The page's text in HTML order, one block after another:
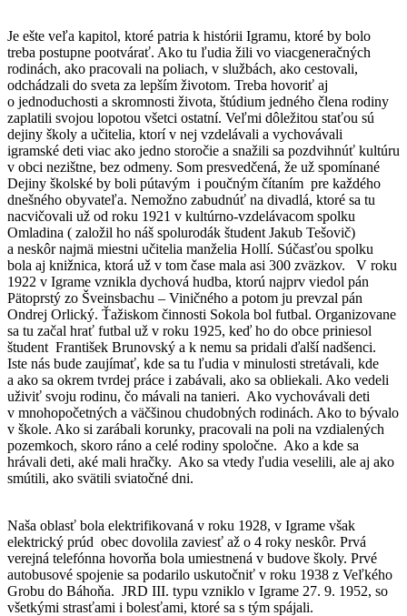
Je ešte veľa kapitol, ktoré patria k histórii Igramu, ktoré by bolo
treba postupne pootvárať. Ako tu ľudia žili vo viacgeneračných
rodinách, ako pracovali na poliach, v službách, ako cestovali,
odchádzali do sveta za lepším životom. Treba hovoriť aj
o jednoduchosti a skromnosti života, štúdium jedného člena rodiny
zaplatili svojou lopotou všetci ostatní. Veľmi dôležitou staťou sú
dejiny školy a učitelia, ktorí v nej vzdelávali a vychovávali
igramské deti viac ako jedno storočie a snažili sa pozdvihnúť kultúru
v obci nezištne, bez odmeny. Som presvedčená, že už spomínané
Dejiny školské by boli pútavým i poučným čítaním pre každého
dnešného obyvateľa. Nemožno zabudnúť na divadlá, ktoré sa tu
nacvičovali už od roku 1921 v kultúrno-vzdelávacom spolku
Omladina ( založil ho náš spolurodák študent Jakub Tešovič)
a neskôr najmä miestni učitelia manželia Hollí. Súčasťou spolku
bola aj knižnica, ktorá už v tom čase mala asi 300 zväzkov. V roku
1922 v Igrame vznikla dychová hudba, ktorú najprv viedol pán
Pätoprstý zo Šveinsbachu – Viničného a potom ju prevzal pán
Ondrej Orlický. Ťažiskom činnosti Sokola bol futbal. Organizovane
sa tu začal hrať futbal už v roku 1925, keď ho do obce priniesol
študent František Brunovský a k nemu sa pridali ďalší nadšenci.
Iste nás bude zaujímať, kde sa tu ľudia v minulosti stretávali, kde
a ako sa okrem tvrdej práce i zabávali, ako sa obliekali. Ako vedeli
uživiť svoju rodinu, čo mávali na tanieri. Ako vychovávali deti
v mnohopočetných a väčšinou chudobných rodinách. Ako to bývalo
v škole. Ako si zarábali korunky, pracovali na poli na vzdialených
pozemkoch, skoro ráno a celé rodiny spoločne. Ako a kde sa
hrávali deti, aké mali hračky. Ako sa vtedy ľudia veselili, ale aj ako
smútili, ako svätili sviatočné dni.
Naša oblasť bola elektrifikovaná v roku 1928, v Igrame však
elektrický prúd obec dovolila zaviesť až o 4 roky neskôr. Prvá
verejná telefónna hovorňa bola umiestnená v budove školy. Prvé
autobusové spojenie sa podarilo uskutočniť v roku 1938 z Veľkého
Grobu do Báhoňa. JRD III. typu vzniklo v Igrame 27. 9. 1952, so
všetkými strasťami i bolesťami, ktoré sa s tým spájali.